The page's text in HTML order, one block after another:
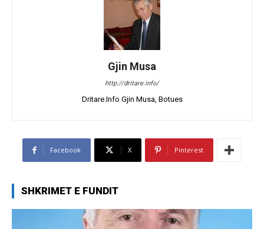
Gjin Musa
http://dritare.info/
Dritare.Info Gjin Musa, Botues
Facebook X Pinterest
SHKRIMET E FUNDIT